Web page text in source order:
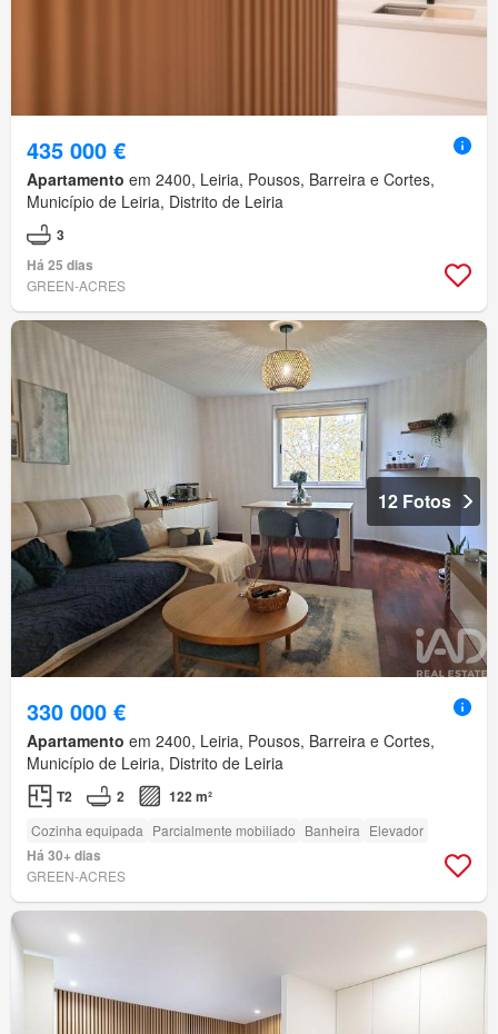
435 000 €
Apartamento em 2400, Leiria, Pousos, Barreira e Cortes,
Município de Leiria, Distrito de Leiria
3
Há 25 dias
GREEN-ACRES
12 Fotos
330 000 €
Apartamento em 2400, Leiria, Pousos, Barreira e Cortes,
Município de Leiria, Distrito de Leiria
T2 2 122 m²
Cozinha equipada Parcialmente mobiliado Banheira Elevador
Há 30+ dias
GREEN-ACRES